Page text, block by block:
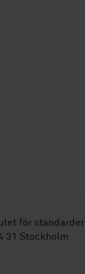
för standarder
31 Stockholm